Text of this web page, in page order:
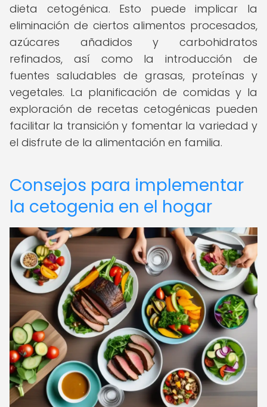
dieta cetogénica. Esto puede implicar la
eliminación de ciertos alimentos procesados,
azúcares añadidos y carbohidratos
refinados, así como la introducción de
fuentes saludables de grasas, proteínas y
vegetales. La planificación de comidas y la
exploración de recetas cetogénicas pueden
facilitar la transición y fomentar la variedad y
el disfrute de la alimentación en familia.
Consejos para implementar
la cetogenia en el hogar